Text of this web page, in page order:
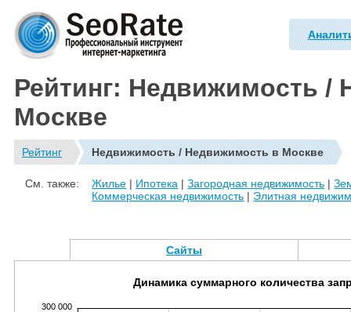
Рейтинг: Недвижимость /
Москве
Рейтинг Недвижимость / Недвижимость в Москве
См. также: Жилье | Ипотека |Загородная недвижимость |
Коммерческая недвижимость | Элитная
Сайты
300 000
Динамика суммарного количества